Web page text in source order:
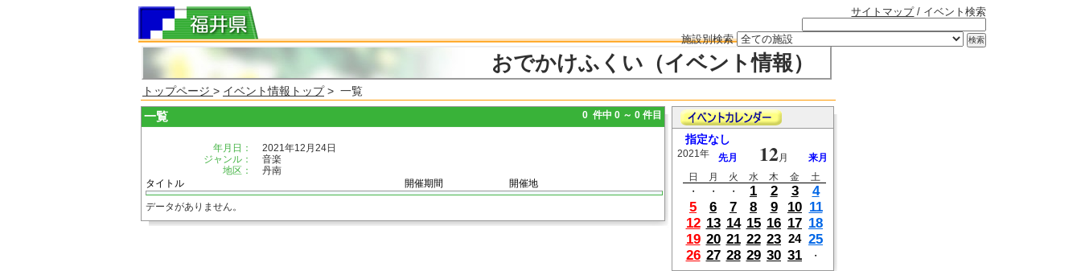
サイトマップ/ イベント検索
施設別検索
おでかけふくい（イベント情報）
トップページ > イベント情報トップ> 一覧
一覧 0 件中 0 ～ 0 件目
年月日：
2021年12月24日
ジャンル：
音楽
地区：
丹南
タイトル
開催期間 開催地
データがありません。
指定なし
2021年 先月 12月
来月
日
月 火 水 木 金
土
・
・ ・ 1 2 3
4
5
6 7 8 9 10 11
12 13 14 15 16 17 18
19 20 21 22 23 24 25
26 27 28 29 30 31 ・